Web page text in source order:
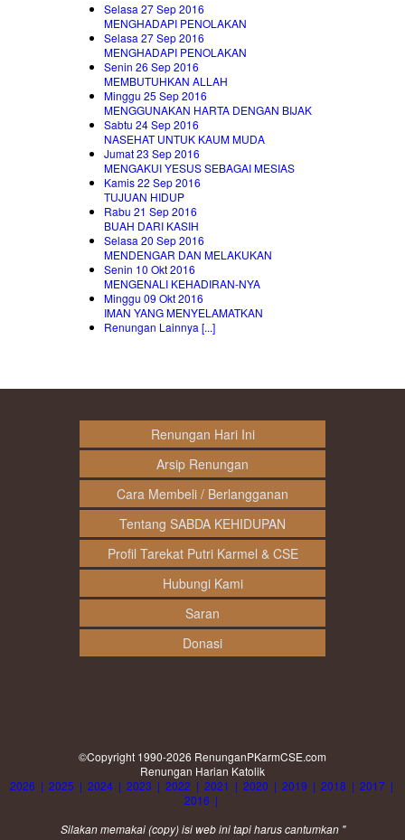
Selasa 27 Sep 2016
MENGHADAPI PENOLAKAN
Selasa 27 Sep 2016
MENGHADAPI PENOLAKAN
Senin 26 Sep 2016
MEMBUTUHKAN ALLAH
Minggu 25 Sep 2016
MENGGUNAKAN HARTA DENGAN BIJAK
Sabtu 24 Sep 2016
NASEHAT UNTUK KAUM MUDA
Jumat 23 Sep 2016
MENGAKUI YESUS SEBAGAI MESIAS
Kamis 22 Sep 2016
TUJUAN HIDUP
Rabu 21 Sep 2016
BUAH DARI KASIH
Selasa 20 Sep 2016
MENDENGAR DAN MELAKUKAN
Senin 10 Okt 2016
MENGENALI KEHADIRAN-NYA
Minggu 09 Okt 2016
IMAN YANG MENYELAMATKAN
Renungan Lainnya [...]
Renungan Hari Ini
Arsip Renungan
Cara Membeli / Berlangganan
Tentang SABDA KEHIDUPAN
Profil Tarekat Putri Karmel & CSE
Hubungi Kami
Saran
Donasi
©Copyright 1990-2026 RenunganPKarmCSE.com
Renungan Harian Katolik
2026 | 2025 | 2024 | 2023 | 2022 | 2021 | 2020 | 2019 | 2018 | 2017 |
2016 |
Silakan memakai (copy) isi web ini tapi harus cantumkan "